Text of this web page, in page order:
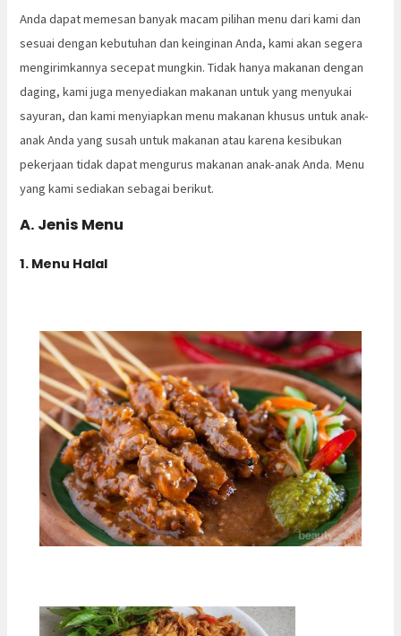
Anda dapat memesan banyak macam pilihan menu dari kami dan
sesuai dengan kebutuhan dan keinginan Anda, kami akan segera
mengirimkannya secepat mungkin. Tidak hanya makanan dengan
daging, kami juga menyediakan makanan untuk yang menyukai
sayuran, dan kami menyiapkan menu makanan khusus untuk anak-
anak Anda yang susah untuk makanan atau karena kesibukan
pekerjaan tidak dapat mengurus makanan anak-anak Anda. Menu
yang kami sediakan sebagai berikut.
A. Jenis Menu
1. Menu Halal